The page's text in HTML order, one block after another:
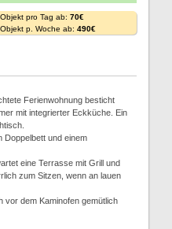
Objekt pro Tag ab: 70€
Objekt p. Woche ab: 490€
Ferienwohnung besticht
mit integrierter Eckküche. Ein
Doppelbett und einem
eine Terrasse mit Grill und
zum Sitzen, wenn an lauen
vor dem Kaminofen gemütlich